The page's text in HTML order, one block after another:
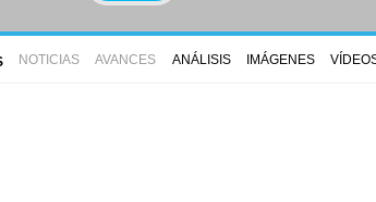
NOTICIAS AVANCES ANÁLISIS IMÁGENES